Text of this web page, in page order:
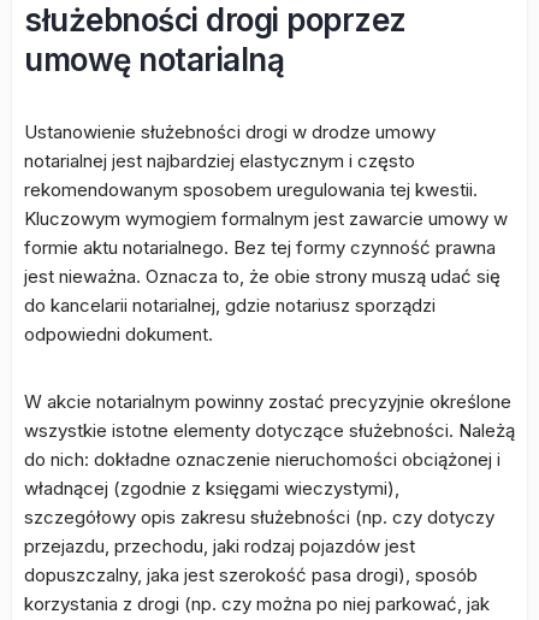
służebności drogi poprzez
umowę notarialną
Ustanowienie służebności drogi w drodze umowy
notarialnej jest najbardziej elastycznym i często
rekomendowanym sposobem uregulowania tej kwestii.
Kluczowym wymogiem formalnym jest zawarcie umowy w
formie aktu notarialnego. Bez tej formy czynność prawna
jest nieważna. Oznacza to, że obie strony muszą udać się
do kancelarii notarialnej, gdzie notariusz sporządzi
odpowiedni dokument.
W akcie notarialnym powinny zostać precyzyjnie określone
wszystkie istotne elementy dotyczące służebności. Należą
do nich: dokładne oznaczenie nieruchomości obciążonej i
władnącej (zgodnie z księgami wieczystymi),
szczegółowy opis zakresu służebności (np. czy dotyczy
przejazdu, przechodu, jaki rodzaj pojazdów jest
dopuszczalny, jaka jest szerokość pasa drogi), sposób
korzystania z drogi (np. czy można po niej parkować, jak